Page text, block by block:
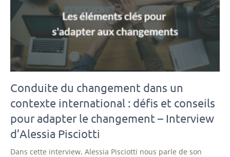
Conduite du changement dans un
contexte international : défis et conseils
pour adapter le changement – Interview
d’Alessia Pisciotti
Dans cette interview, Alessia Pisciotti nous parle de son